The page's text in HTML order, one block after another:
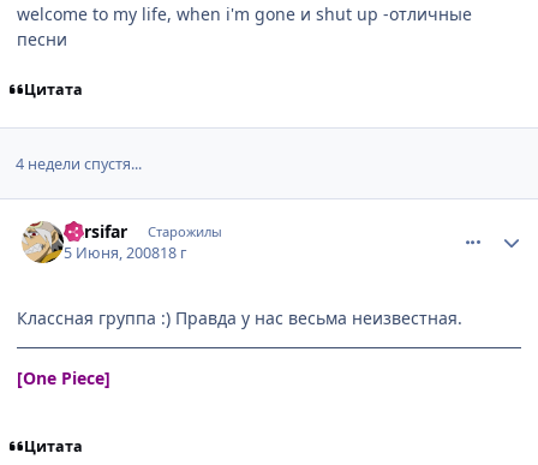
welcome to my life, when i'm gone и shut up -отличные
песни
Цитата
4 недели спустя...
karsifar Старожилы
5 Июня, 200818 г
Классная группа :) Правда у нас весьма неизвестная.
[One Piece]
Цитата